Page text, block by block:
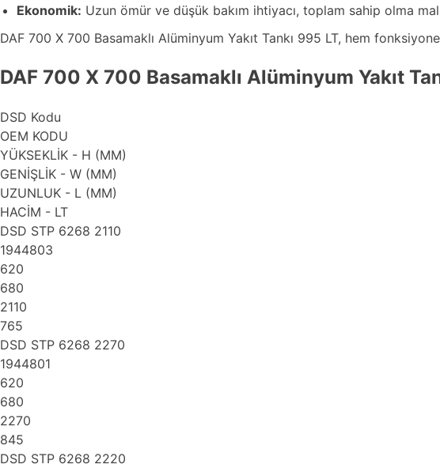
Ekonomik: Uzun ömür ve düşük bakım ihtiyacı, toplam sahip olma
DAF 700 X 700 Basamaklı Alüminyum Yakıt Tankı 995 LT, hem
DAF 700 X 700 Basamaklı Alüminyum Yakıt
DSD Kodu
OEM KODU
YÜKSEKLİK - H (MM)
GENİŞLİK - W (MM)
UZUNLUK - L (MM)
HACİM - LT
DSD STP 6268 2110
1944803
620
680
2110
765
DSD STP 6268 2270
1944801
620
680
2270
845
DSD STP 6268 2220